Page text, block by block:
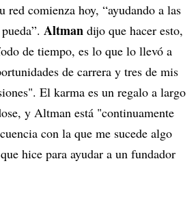
red comienza hoy, “ayudando a las
Altman dijo que hacer esto,
de tiempo, es lo que lo llevó a
de carrera y tres de mis
El karma es un regalo a largo
y Altman está "continuamente
con la que me sucede algo
hice para ayudar a un fundador